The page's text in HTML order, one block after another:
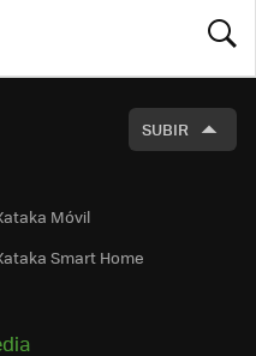
SUBIR
Móvil
Smart Home